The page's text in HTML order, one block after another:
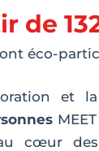
de
éco-
et
cœur des